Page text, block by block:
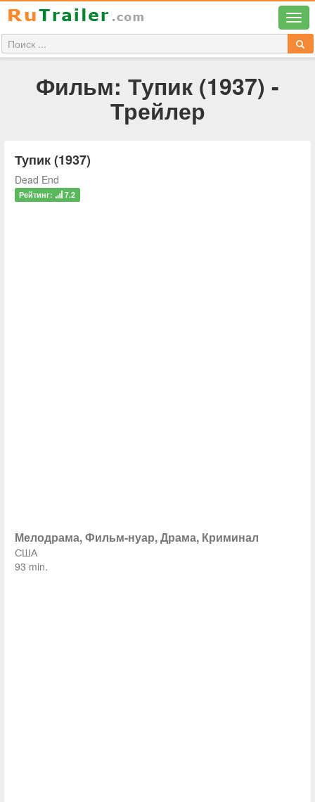
Фильм: Тупик (1937) -
Трейлер
Тупик (1937)
Dead End
Рейтинг: 7.2
Мелодрама, Фильм-нуар, Драма, Криминал
США
93 min.